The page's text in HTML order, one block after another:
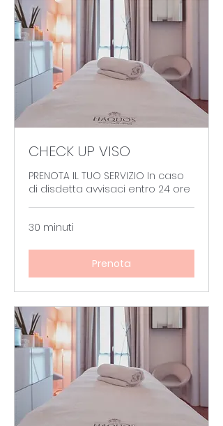
CHECK UP VISO
PRENOTA IL TUO SERVIZIO In caso
di disdetta avvisaci entro 24 ore
30 minuti
Prenota